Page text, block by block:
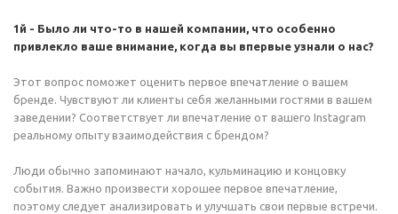
1й - Было ли что-то в нашей компании, что особенно
привлекло ваше внимание, когда вы впервые узнали о нас?
Этот вопрос поможет оценить первое впечатление о вашем
бренде. Чувствуют ли клиенты себя желанными гостями в вашем
заведении? Соответствует ли впечатление от вашего Instagram
реальному опыту взаимодействия с брендом?
Люди обычно запоминают начало, кульминацию и концовку
события. Важно произвести хорошее первое впечатление,
поэтому следует анализировать и улучшать свои первые встречи.